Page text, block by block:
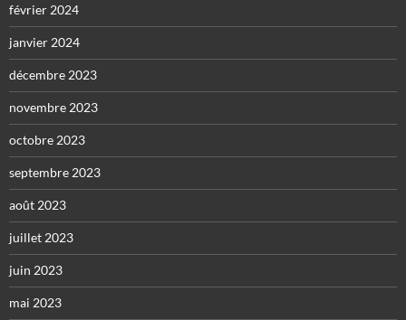
février 2024
janvier 2024
décembre 2023
novembre 2023
octobre 2023
septembre 2023
août 2023
juillet 2023
juin 2023
mai 2023